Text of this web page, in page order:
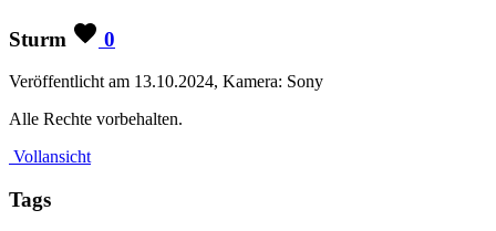
Sturm 0
Veröffentlicht am 13.10.2024, Kamera: Sony
Alle Rechte vorbehalten.
Vollansicht
Tags